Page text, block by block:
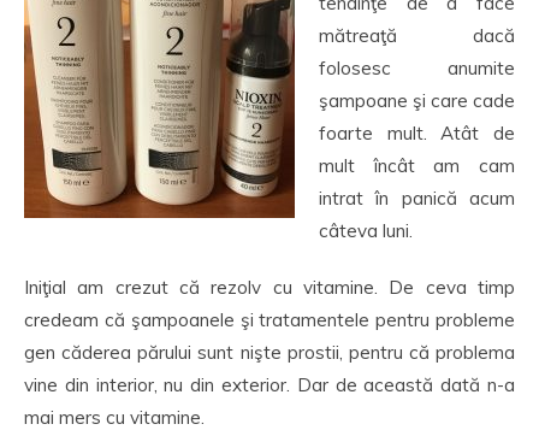
mătreaţă dacă
folosesc anumite
şampoane şi care cade
foarte mult. Atât de
mult încât am cam
intrat în panică acum
câteva luni.
Iniţial am crezut că rezolv cu vitamine. De ceva timp
credeam că şampoanele şi tratamentele pentru probleme
gen căderea părului sunt nişte prostii, pentru că problema
vine din interior, nu din exterior. Dar de această dată n-a
mai mers cu vitamine.